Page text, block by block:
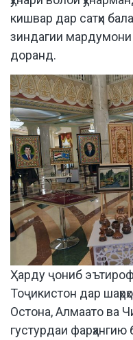
кишвар дар сатҳи
зиндагии мардумони
доранд.
Ҳарду ҷониб эътироф
Тоҷикистон дар
Остона, Алмаато ва
густурдаи